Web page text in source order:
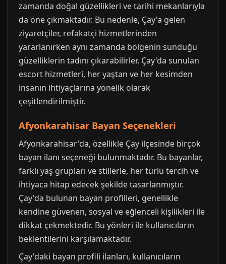
zamanda doğal güzellikleri ve tarihi mekanlarıyla
da öne çıkmaktadır. Bu nedenle, Çay'a gelen
ziyaretçiler, refakatçi hizmetlerinden
yararlanırken aynı zamanda bölgenin sunduğu
güzelliklerin tadını çıkarabilirler. Çay'da sunulan
escort hizmetleri, her yaştan ve her kesimden
insanın ihtiyaçlarına yönelik olarak
çeşitlendirilmiştir.
Afyonkarahisar Bayan Seçenekleri
Afyonkarahisar'da, özellikle Çay ilçesinde birçok
bayan ilanı seçeneği bulunmaktadır. Bu bayanlar,
farklı yaş grupları ve stillerle, her türlü tercih ve
ihtiyaca hitap edecek şekilde tasarlanmıştır.
Çay'da bulunan bayan profilleri, genellikle
kendine güvenen, sosyal ve eğlenceli kişilikleri ile
dikkat çekmektedir. Bu yönleri ile kullanıcıların
beklentilerini karşılamaktadır.
Çay'daki bayan profili ilanları, kullanıcıların